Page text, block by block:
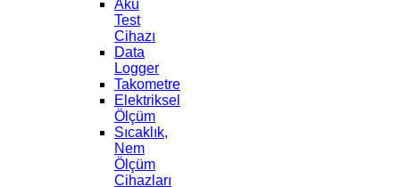
Akü
Test
Cihazı
Data
Logger
Takometre
Elektriksel
Ölçüm
Sıcaklık,
Nem
Ölçüm
Cihazları